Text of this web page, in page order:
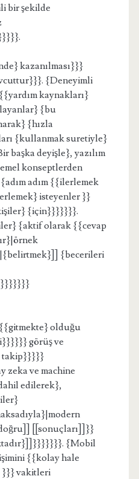
bir şekilde
kazanılması}}}
{Deneyimli
kaynakları}
{bu
{hızla
{kullanmak suretiyle}
deyişle}, yazılım
konseptlerden
adım {{ilerlemek
isteyenler }}
{için}}}}}}}.
{aktif olarak {{cevap
{becerileri
olduğu
görüş ve
takip}}}}}
zeka ve machine
edilerek},
[[sonuçları]]}}
{Mobil
{{kolay hale
vakitleri